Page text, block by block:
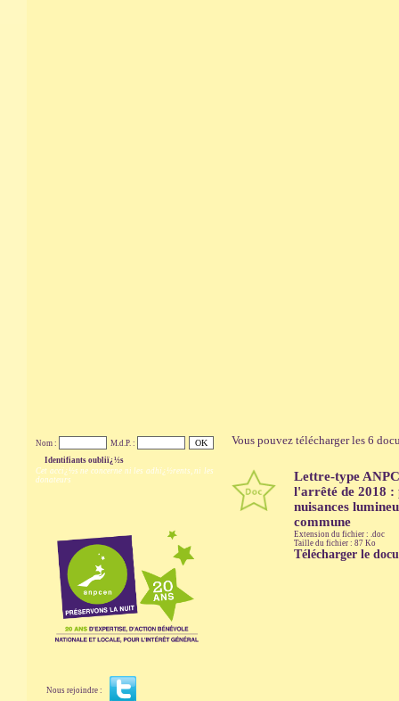
Nom :
M.d.P. :
Identifiants oubliï¿½s
Cet accï¿½s ne concerne ni les adhï¿½rents, ni les
donateurs
Nous rejoindre :
Vous pouvez télécharger les 6
Lettre-type
l'arrêté de 2018 :
nuisances
commune
Extension du fichier : .doc
Taille du fichier : 87 Ko
Télécharger le